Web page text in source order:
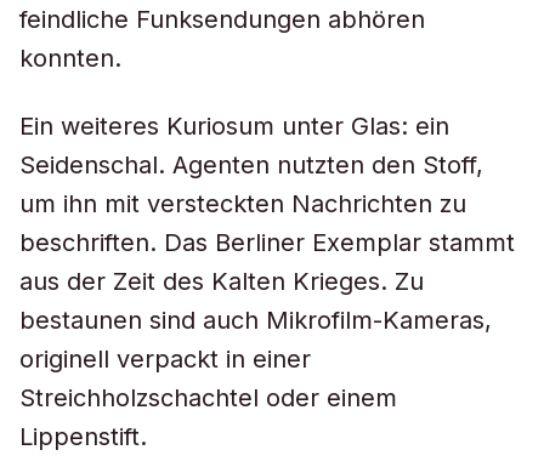
feindliche Funksendungen abhören
konnten.
Ein weiteres Kuriosum unter Glas: ein
Seidenschal. Agenten nutzten den Stoff,
um ihn mit versteckten Nachrichten zu
beschriften. Das Berliner Exemplar stammt
aus der Zeit des Kalten Krieges. Zu
bestaunen sind auch Mikrofilm-Kameras,
originell verpackt in einer
Streichholzschachtel oder einem
Lippenstift.